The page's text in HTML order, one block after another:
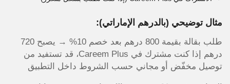
مثال توضيحي (بالدرهم الإماراتي):
طلب بقالة بقيمة 800 درهم بعد خصم 10% → يصبح 720
درهم إذا كنت مشترك في Careem Plus، قد تستفيد من
توصيل مخفّض أو مجاني حسب الشروط داخل التطبيق